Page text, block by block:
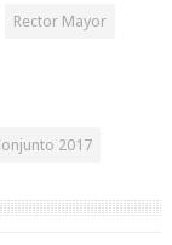
Rector Mayor
2017